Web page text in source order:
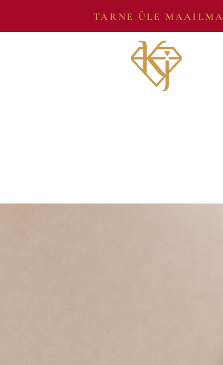
TARNE ÜLE MAAILMA